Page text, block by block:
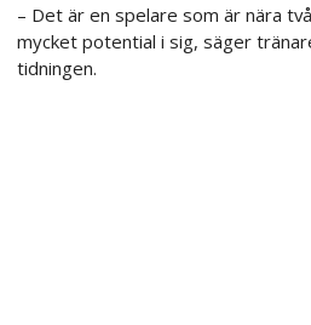
– Det är en spelare som är nära
mycket potential i sig, säger
tidningen.